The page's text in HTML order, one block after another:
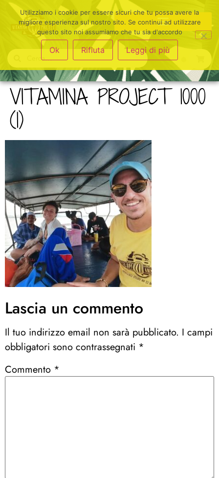
VITAMINA PROJECT 1000
(1)
Lascia un commento
Il tuo indirizzo email non sarà pubblicato. I campi
obbligatori sono contrassegnati *
Commento *
Utilizziamo i cookie per essere sicuri che tu possa avere la
migliore esperienza sul nostro sito. Se continui ad utilizzare
questo sito noi assumiamo che tu sia d'accordo
Ok Rifiuta Leggi di più